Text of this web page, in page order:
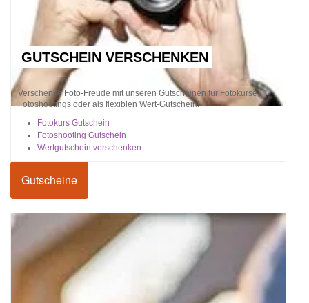
GUTSCHEIN VERSCHENKEN
Verschenke Foto-Freude mit unseren Gutscheinen für Fotokurse,
Fotoshootings oder als flexiblen Wert-Gutschein!
Fotokurs Gutschein
Fotoshooting Gutschein
Wertgutschein verschenken
Gutscheine